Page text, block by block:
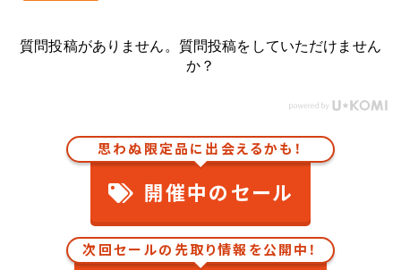
質問投稿がありません。質問投稿をしていただけません
か？
思わぬ限定品に出会えるかも！
開催中のセール
次回セールの先取り情報を公開中！